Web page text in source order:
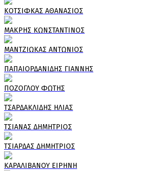
ΚΟΤΣΙΦΚΑΣ ΑΘΑΝΑΣΙΟΣ
ΜΑΚΡΗΣ ΚΩΝΣΤΑΝΤΙΝΟΣ
ΜΑΝΤΖΙΩΚΑΣ ΑΝΤΩΝΙΟΣ
ΠΑΠΑΙΟΡΔΑΝΙΔΗΣ ΓΙΑΝΝΗΣ
ΠΟΖΟΓΛΟΥ ΦΩΤΗΣ
ΤΣΑΡΔΑΚΛΙΔΗΣ ΗΛΙΑΣ
ΤΣΙΑΝΑΣ ΔΗΜΗΤΡΙΟΣ
ΤΣΙΑΡΔΑΣ ΔΗΜΗΤΡΙΟΣ
ΚΑΡΑΛΙΒΑΝΟΥ ΕΙΡΗΝΗ